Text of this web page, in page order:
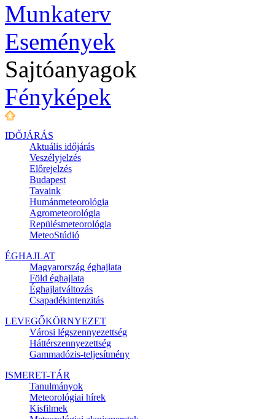
Munkaterv
Események
Sajtóanyagok
Fényképek
IDŐJÁRÁS
Aktuális időjárás
Veszélyjelzés
Előrejelzés
Budapest
Tavaink
Humánmeteorológia
Agrometeorológia
Repülésmeteorológia
MeteoStúdió
ÉGHAJLAT
Magyarország éghajlata
Föld éghajlata
Éghajlatváltozás
Csapadékintenzitás
LEVEGŐKÖRNYEZET
Városi légszennyezettség
Háttérszennyezettség
Gammadózis-teljesítmény
ISMERET-TÁR
Tanulmányok
Meteorológiai hírek
Kisfilmek